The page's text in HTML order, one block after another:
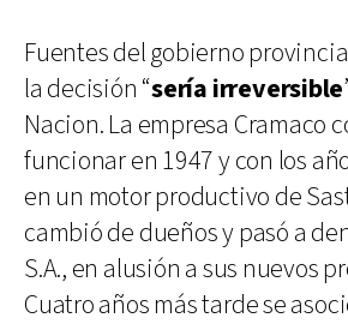
Fuentes del gobierno
la decisión “sería irreversible
Nacion. La empresa Cramaco
funcionar en 1947 y con los
en un motor productivo de
cambió de dueños y pasó a
S.A., en alusión a sus nuevos
Cuatro años más tarde se